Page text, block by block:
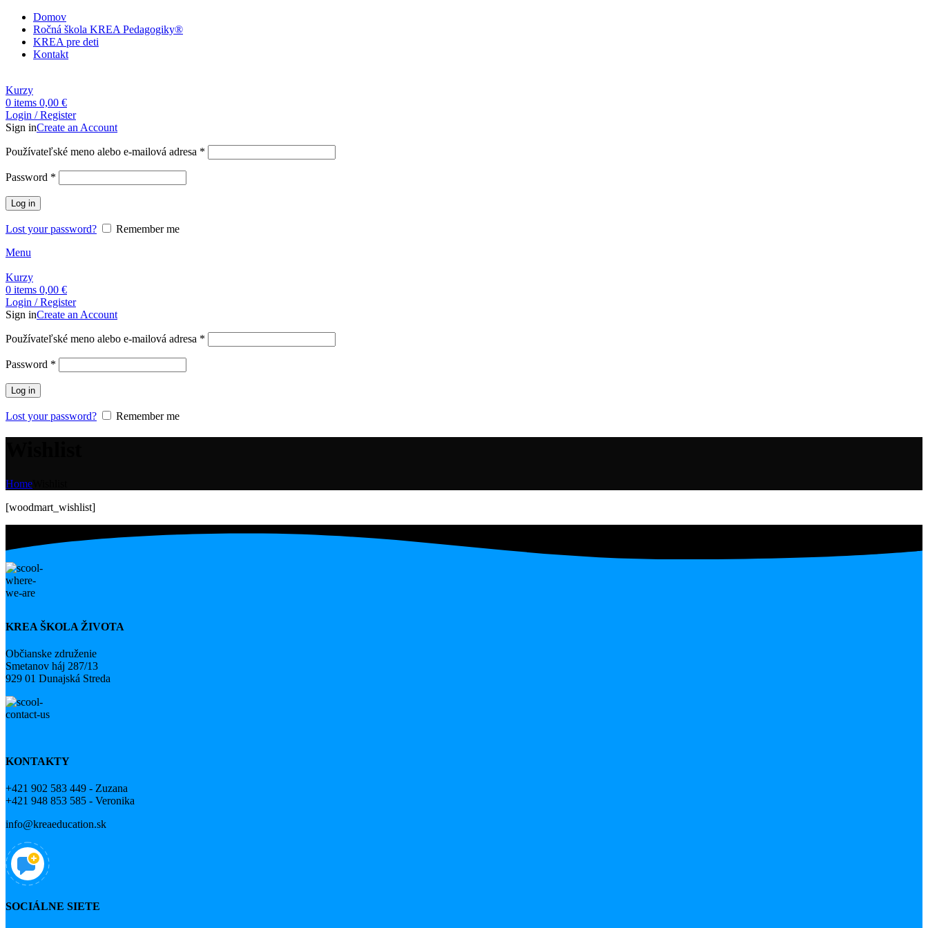
Domov
Ročná škola KREA Pedagogiky®
KREA pre deti
Kontakt
Kurzy
0 items 0,00 €
Login / Register
Sign inCreate an Account
Používateľské meno alebo e-mailová adresa *
Password *
Log in
Lost your password?
Remember me
Menu
Kurzy
0 items 0,00 €
Login / Register
Sign inCreate an Account
Používateľské meno alebo e-mailová adresa *
Password *
Log in
Lost your password? Remember me
Home
[woodmart_wishlist]
KREA ŠKOLA ŽIVOTA
Občianske združenie
Smetanov háj 287/13
929 01 Dunajská Streda
KONTAKTY
+421 902 583 449 - Zuzana
+421 948 853 585 - Veronika
info@kreaeducation.sk
SOCIÁLNE SIETE